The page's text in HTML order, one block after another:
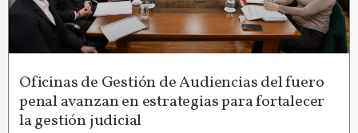
Oficinas de Gestión de Audiencias del fuero
penal avanzan en estrategias para fortalecer
la gestión judicial